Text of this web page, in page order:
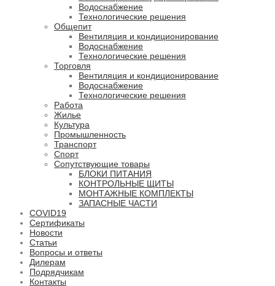
Водоснабжение
Технологические решения
Общепит
Вентиляция и кондиционирование
Водоснабжение
Технологические решения
Торговля
Вентиляция и кондиционирование
Водоснабжение
Технологические решения
Работа
Жилье
Культура
Промышленность
Транспорт
Спорт
Сопутствующие товары
БЛОКИ ПИТАНИЯ
КОНТРОЛЬНЫЕ ЩИТЫ
МОНТАЖНЫЕ КОМПЛЕКТЫ
ЗАПАСНЫЕ ЧАСТИ
COVID19
Сертификаты
Новости
Статьи
Вопросы и ответы
Дилерам
Подрядчикам
Контакты